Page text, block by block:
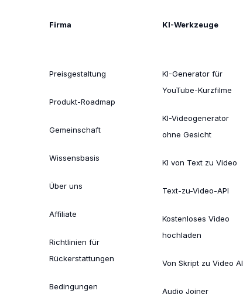
Firma
Preisgestaltung
Produkt-Roadmap
Gemeinschaft
Wissensbasis
Über uns
Affiliate
Richtlinien für
Rückerstattungen
Bedingungen
KI-Werkzeuge
KI-Generator für
YouTube-Kurzfilme
KI-Videogenerator
ohne Gesicht
KI von Text zu Video
Text-zu-Video-API
Kostenloses Video
hochladen
Von Skript zu Video AI
Audio Joiner